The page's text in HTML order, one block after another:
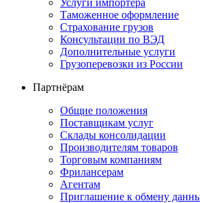
Услуги импортера
Таможенное оформление
Страхование грузов
Консультации по ВЭД
Дополнительные услуги
Грузоперевозки из России
Партнёрам
Общие положения
Поставщикам услуг
Склады консолидации
Производителям товаров
Торговым компаниям
Фрилансерам
Агентам
Приглашение к обмену